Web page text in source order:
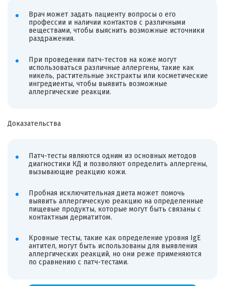
Врач может задать пациенту вопросы о его
профессии и наличии контактов с различными
веществами, чтобы выяснить возможные источники
раздражения.
При проведении патч-тестов на коже могут
использоваться различные аллергены, такие как
никель, растительные экстракты или косметические
ингредиенты, чтобы выявить возможные
аллергические реакции.
Доказательства
Патч-тесты являются одним из основных методов
диагностики КД и позволяют определить аллергены,
вызывающие реакцию кожи.
Пробная исключительная диета может помочь
выявить аллергическую реакцию на определенные
пищевые продукты, которые могут быть связаны с
контактным дерматитом.
Кровные тесты, такие как определение уровня IgE
антител, могут быть использованы для выявления
аллергических реакций, но они реже применяются
по сравнению с патч-тестами.